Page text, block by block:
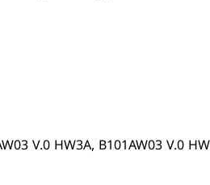
V.0 HW3A, B101AW03 V.0